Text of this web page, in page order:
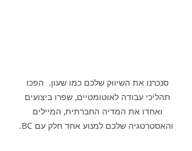
סנכרנו את השיווק שלכם כמו שעון.  הפכו
תהליכי עבודה לאוטומטיים, שפרו ביצועים
ואחדו את המדיה החברתית, המיילים
והאסטרטגיה שלכם למנוע אחד חלק עם BC.